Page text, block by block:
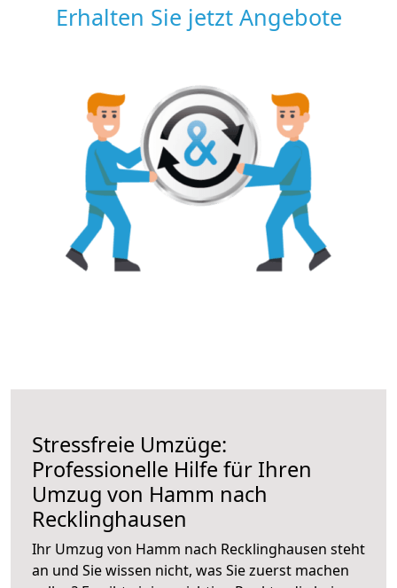
Erhalten Sie jetzt Angebote
Stressfreie Umzüge:
Professionelle Hilfe für Ihren
Umzug von Hamm nach
Recklinghausen
Ihr Umzug von Hamm nach Recklinghausen steht
an und Sie wissen nicht, was Sie zuerst machen